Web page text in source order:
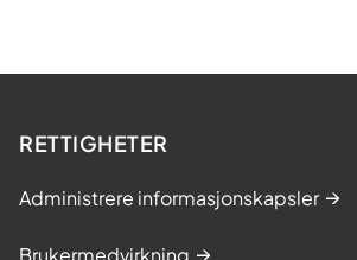
RETTIGHETER
Administrere informasjonskapsler
Brukermedvirkning